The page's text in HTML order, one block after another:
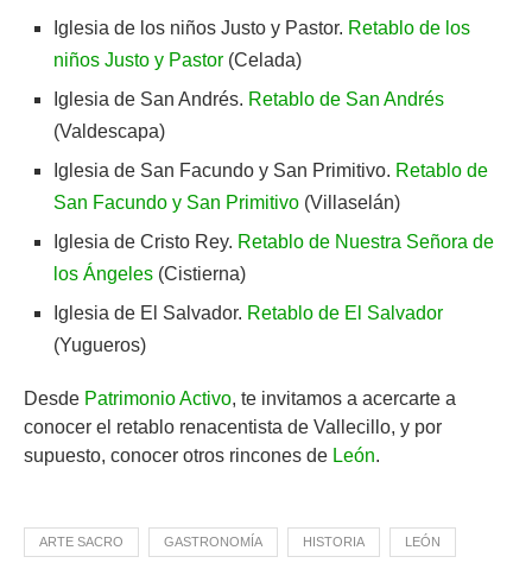
Iglesia de los niños Justo y Pastor. Retablo de los
niños Justo y Pastor (Celada)
Iglesia de San Andrés. Retablo de San Andrés
(Valdescapa)
Iglesia de San Facundo y San Primitivo. Retablo de
San Facundo y San Primitivo (Villaselán)
Iglesia de Cristo Rey. Retablo de Nuestra Señora de
los Ángeles (Cistierna)
Iglesia de El Salvador. Retablo de El Salvador
(Yugueros)
Desde Patrimonio Activo, te invitamos a acercarte a
conocer el retablo renacentista de Vallecillo, y por
supuesto, conocer otros rincones de León.
ARTE SACRO GASTRONOMÍA HISTORIA LEÓN